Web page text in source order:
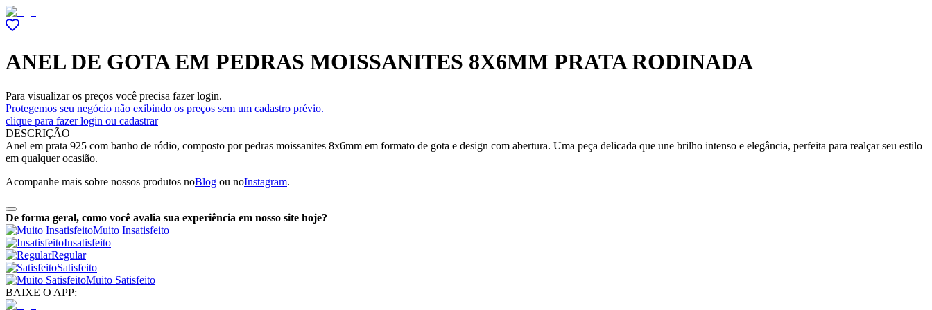
ANEL DE GOTA EM PEDRAS MOISSANITES 8X6MM PRATA RODINADA
Para visualizar os preços você precisa fazer login.
Protegemos seu negócio não exibindo os preços sem um cadastro prévio.
clique para fazer login ou cadastrar
DESCRIÇÃO
Anel em prata 925 com banho de ródio, composto por pedras moissanites 8x6mm em formato de gota e design com abertura. Uma peça delicada que une brilho intenso e elegância, perfeita para realçar seu estilo
em qualquer ocasião.
Acompanhe mais sobre nossos produtos noBlog ou noInstagram.
De forma geral, como você avalia sua experiência em nosso site hoje?
Muito Insatisfeito
Insatisfeito
Regular
Satisfeito
Muito Satisfeito
BAIXE O APP: